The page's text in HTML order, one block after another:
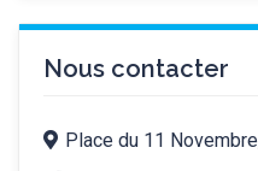
Nous contacter
Place du 11